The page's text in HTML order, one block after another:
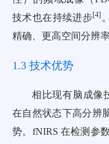
技术也在持续进步[4]
精确、更高空间分辨
1.3 技术优势
相比现有脑成像
在自然状态下高分辨
势。fNIRS 在检测参